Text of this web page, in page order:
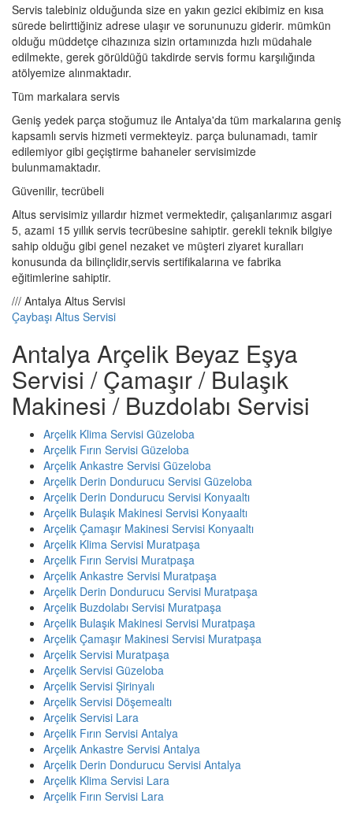
Servis talebiniz olduğunda size en yakın gezici ekibimiz en kısa
sürede belirttiğiniz adrese ulaşır ve sorununuzu giderir. mümkün
olduğu müddetçe cihazınıza sizin ortamınızda hızlı müdahale
edilmekte, gerek görüldüğü takdirde servis formu karşılığında
atölyemize alınmaktadır.
Tüm markalara servis
Geniş yedek parça stoğumuz ile Antalya'da tüm markalarına geniş
kapsamlı servis hizmeti vermekteyiz. parça bulunamadı, tamir
edilemiyor gibi geçiştirme bahaneler servisimizde
bulunmamaktadır.
Güvenilir, tecrübeli
Altus servisimiz yıllardır hizmet vermektedir, çalışanlarımız asgari
5, azami 15 yıllık servis tecrübesine sahiptir. gerekli teknik bilgiye
sahip olduğu gibi genel nezaket ve müşteri ziyaret kuralları
konusunda da bilinçlidir,servis sertifikalarına ve fabrika
eğitimlerine sahiptir.
/// Antalya Altus Servisi
Çaybaşı Altus Servisi
Antalya Arçelik Beyaz Eşya
Servisi / Çamaşır / Bulaşık
Makinesi / Buzdolabı Servisi
Arçelik Klima Servisi Güzeloba
Arçelik Fırın Servisi Güzeloba
Arçelik Ankastre Servisi Güzeloba
Arçelik Derin Dondurucu Servisi Güzeloba
Arçelik Derin Dondurucu Servisi Konyaaltı
Arçelik Bulaşık Makinesi Servisi Konyaaltı
Arçelik Çamaşır Makinesi Servisi Konyaaltı
Arçelik Klima Servisi Muratpaşa
Arçelik Fırın Servisi Muratpaşa
Arçelik Ankastre Servisi Muratpaşa
Arçelik Derin Dondurucu Servisi Muratpaşa
Arçelik Buzdolabı Servisi Muratpaşa
Arçelik Bulaşık Makinesi Servisi Muratpaşa
Arçelik Çamaşır Makinesi Servisi Muratpaşa
Arçelik Servisi Muratpaşa
Arçelik Servisi Güzeloba
Arçelik Servisi Şirinyalı
Arçelik Servisi Döşemealtı
Arçelik Servisi Lara
Arçelik Fırın Servisi Antalya
Arçelik Ankastre Servisi Antalya
Arçelik Derin Dondurucu Servisi Antalya
Arçelik Klima Servisi Lara
Arçelik Fırın Servisi Lara